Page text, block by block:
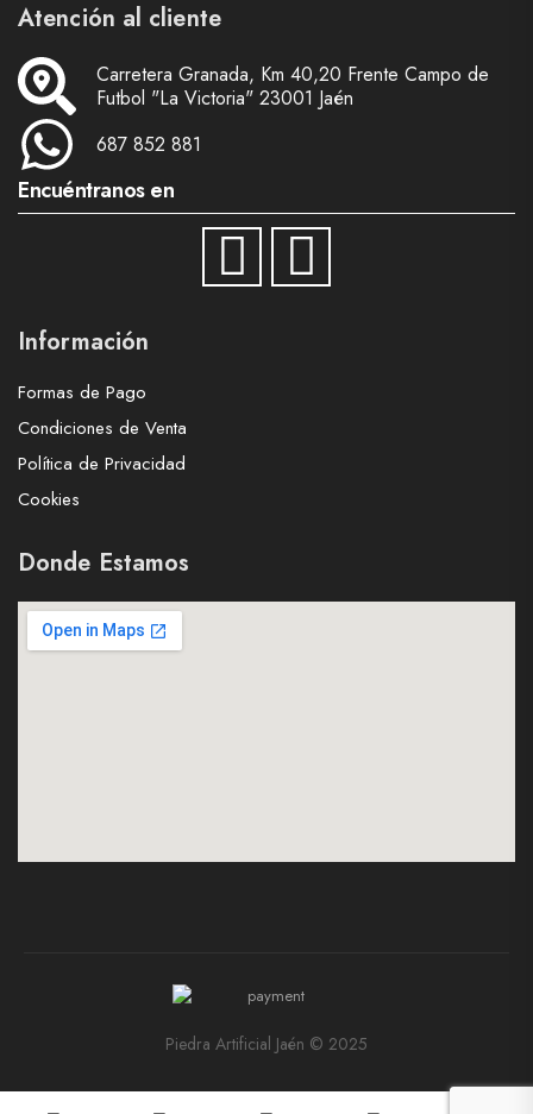
Atención al cliente
Carretera Granada, Km 40,20 Frente Campo de
Futbol "La Victoria" 23001 Jaén
687 852 881
Encuéntranos en
Información
Formas de Pago
Condiciones de Venta
Política de Privacidad
Cookies
Donde Estamos
Piedra Artificial Jaén © 2025